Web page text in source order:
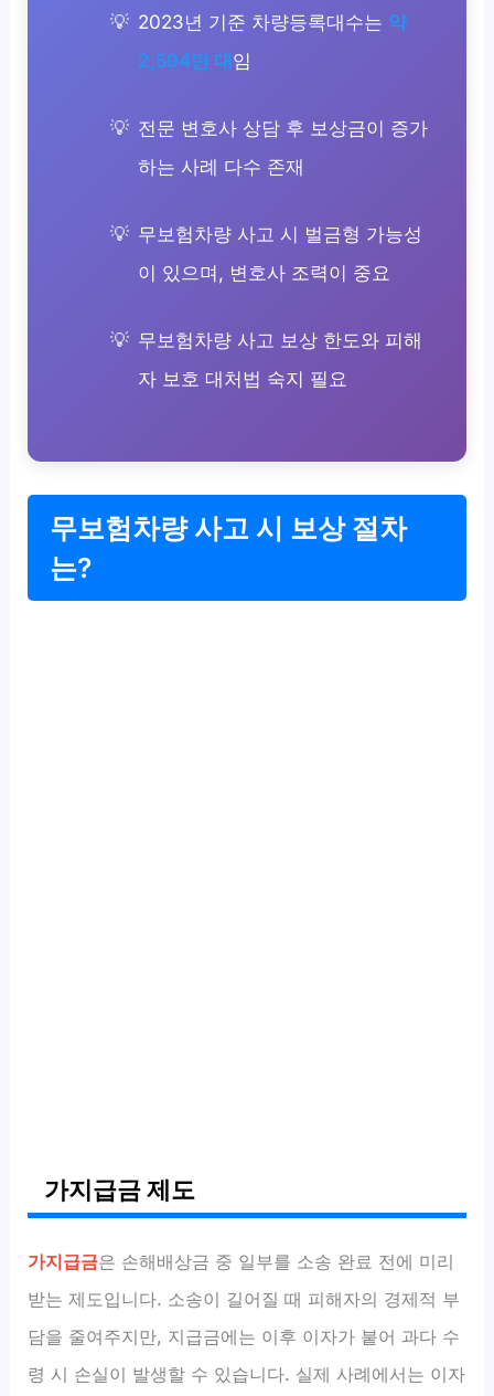
2023년 기준 차량등록대수는 약
2,594만 대임
전문 변호사 상담 후 보상금이 증가
하는 사례 다수 존재
무보험차량 사고 시 벌금형 가능성
이 있으며, 변호사 조력이 중요
무보험차량 사고 보상 한도와 피해
자 보호 대처법 숙지 필요
무보험차량 사고 시 보상 절차
는?
가지급금 제도
가지급금은 손해배상금 중 일부를 소송 완료 전에 미리
받는 제도입니다. 소송이 길어질 때 피해자의 경제적 부
담을 줄여주지만, 지급금에는 이후 이자가 붙어 과다 수
령 시 손실이 발생할 수 있습니다. 실제 사례에서는 이자